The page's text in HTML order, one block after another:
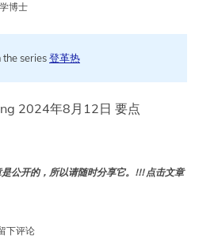
博士
series登革热
2024年8月12日 要点
公开的，所以请随时分享它。!!! 点击文章
下评论